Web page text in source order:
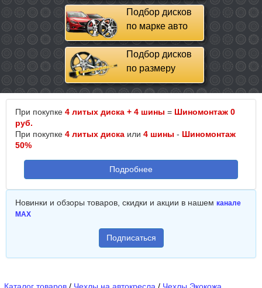
Подбор дисков
по марке авто
Подбор дисков
по размеру
При покупке 4 литых диска + 4 шины = Шиномонтаж 0
руб.
При покупке 4 литых диска или 4 шины - Шиномонтаж
50%
Подробнее
Новинки и обзоры товаров, скидки и акции в нашем канале
MAX
Подписаться